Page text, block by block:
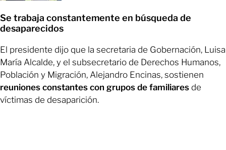
Se trabaja constantemente en búsqueda de
desaparecidos
El presidente dijo que la secretaria de Gobernación, Luisa
María Alcalde, y el subsecretario de Derechos Humanos,
Población y Migración, Alejandro Encinas, sostienen
reuniones constantes con grupos de familiares de
víctimas de desaparición.